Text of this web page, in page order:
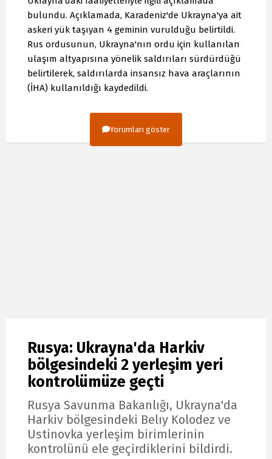
bulundu. Açıklamada, Karadeniz'de Ukrayna'ya ait
askeri yük taşıyan 4 geminin vurulduğu belirtildi.
Rus ordusunun, Ukrayna'nın ordu için kullanılan
ulaşım altyapısına yönelik saldırıları sürdürdüğü
belirtilerek, saldırılarda insansız hava araçlarının
(İHA) kullanıldığı kaydedildi.
Yorumları göster
Rusya: Ukrayna'da Harkiv
bölgesindeki 2 yerleşim yeri
kontrolümüze geçti
Rusya Savunma Bakanlığı, Ukrayna'da
Harkiv bölgesindeki Belıy Kolodez ve
Ustinovka yerleşim birimlerinin
kontrolünü ele geçirdiklerini bildirdi.